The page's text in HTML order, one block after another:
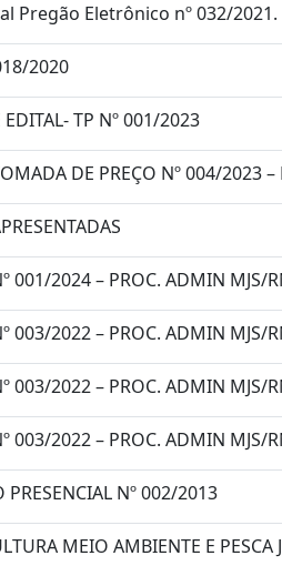
Pregão Eletrônico nº 032/2021.
2020
TP Nº 001/2023
DE PREÇO Nº 004/2023
001/2024 – PROC. ADMIN MJS/
003/2022 – PROC. ADMIN MJS/
003/2022 – PROC. ADMIN MJS/
003/2022 – PROC. ADMIN MJS/
Nº 002/2013
MEIO AMBIENTE E